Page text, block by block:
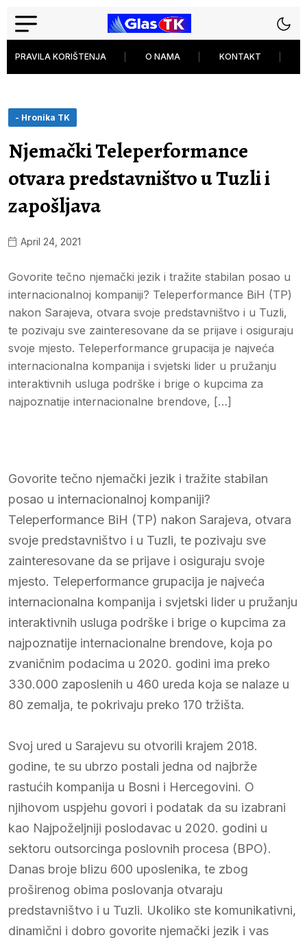
PRAVILA KORIŠTENJA O NAMA KONTAKT
- Hronika TK
Njemački Teleperformance
otvara predstavništvo u Tuzli i
zapošljava
April 24, 2021
Govorite tečno njemački jezik i tražite stabilan posao u
internacionalnoj kompaniji? Teleperformance BiH (TP)
nakon Sarajeva, otvara svoje predstavništvo i u Tuzli,
te pozivaju sve zainteresovane da se prijave i osiguraju
svoje mjesto. Teleperformance grupacija je najveća
internacionalna kompanija i svjetski lider u pružanju
interaktivnih usluga podrške i brige o kupcima za
najpoznatije internacionalne brendove, […]
Govorite tečno njemački jezik i tražite stabilan
posao u internacionalnoj kompaniji?
Teleperformance BiH (TP) nakon Sarajeva, otvara
svoje predstavništvo i u Tuzli, te pozivaju sve
zainteresovane da se prijave i osiguraju svoje
mjesto. Teleperformance grupacija je najveća
internacionalna kompanija i svjetski lider u pružanju
interaktivnih usluga podrške i brige o kupcima za
najpoznatije internacionalne brendove, koja po
zvaničnim podacima u 2020. godini ima preko
330.000 zaposlenih u 460 ureda koja se nalaze u
80 zemalja, te pokrivaju preko 170 tržišta.
Svoj ured u Sarajevu su otvorili krajem 2018.
godine, te su ubrzo postali jedna od najbrže
rastućih kompanija u Bosni i Hercegovini. O
njihovom uspjehu govori i podatak da su izabrani
kao Najpoželjniji poslodavac u 2020. godini u
sektoru outsorcinga poslovnih procesa (BPO).
Danas broje blizu 600 uposlenika, te zbog
proširenog obima poslovanja otvaraju
predstavništvo i u Tuzli. Ukoliko ste komunikativni,
dinamični i dobro govorite njemački jezik i vas